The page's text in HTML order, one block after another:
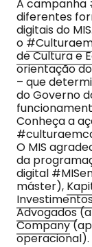
A campanha
diferentes
digitais do
o
de Cultura e
orientação
– que
do Governo
Conheça a
O MIS
da
digital
máster),
Advogados
Company
operacional).